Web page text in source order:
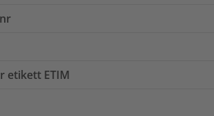
etikett ETIM